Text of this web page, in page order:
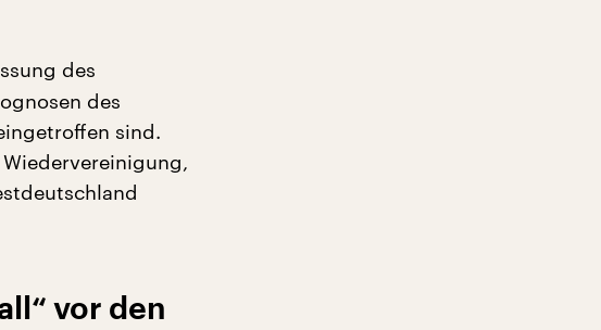
des
des
sind.
vor den